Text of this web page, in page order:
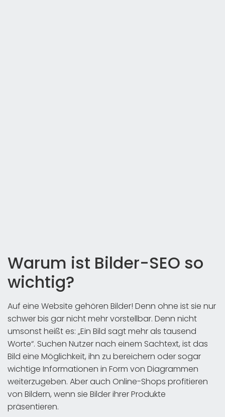
Warum ist Bilder-SEO so
wichtig?
Auf eine Website gehören Bilder! Denn ohne ist sie nur
schwer bis gar nicht mehr vorstellbar. Denn nicht
umsonst heißt es: „Ein Bild sagt mehr als tausend
Worte“. Suchen Nutzer nach einem Sachtext, ist das
Bild eine Möglichkeit, ihn zu bereichern oder sogar
wichtige Informationen in Form von Diagrammen
weiterzugeben. Aber auch Online-Shops profitieren
von Bildern, wenn sie Bilder ihrer Produkte
präsentieren.